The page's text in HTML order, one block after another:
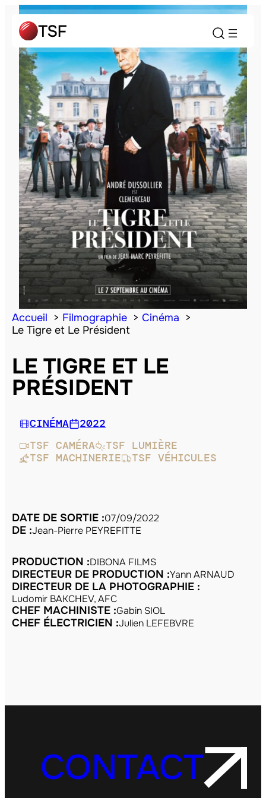
Accueil Filmographie
Cinéma
Le Tigre et Le Président
LE TIGRE ET LE
PRÉSIDENT
CINÉMA
2022
TSF CAMÉRA
TSF LUMIÈRE
TSF MACHINERIE
TSF VÉHICULES
DATE DE SORTIE :07/09/2022
DE :Jean-Pierre PEYREFITTE
PRODUCTION :DIBONA FILMS
DIRECTEUR DE PRODUCTION :Yann ARNAUD
DIRECTEUR DE LA PHOTOGRAPHIE :
Ludomir BAKCHEV, AFC
CHEF MACHINISTE :Gabin SIOL
CHEF ÉLECTRICIEN :Julien LEFEBVRE
CONTACT